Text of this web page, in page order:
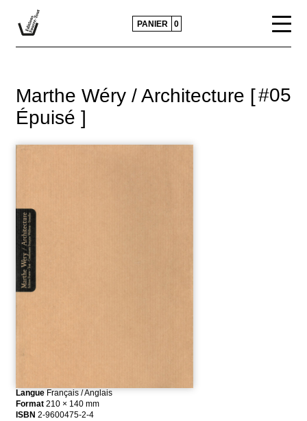
PANIER 0
Marthe Wéry / Architecture [
Épuisé ]
#05
Langue Français / Anglais
Format 210 × 140 mm
ISBN 2-9600475-2-4